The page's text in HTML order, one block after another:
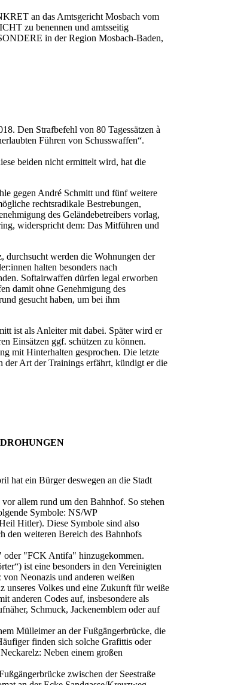
an das Amtsgericht Mosbach vom
zu benennen und amtsseitig
in der Region Mosbach-Baden,
Den Strafbefehl von 80 Tagessätzen à
Führen von Schusswaffen“.
beiden nicht ermittelt wird, hat die
gegen André Schmitt und fünf weitere
rechtsradikale Bestrebungen,
des Geländebetreibers vorlag,
widerspricht dem: Das Mitführen und
durchsucht werden die Wohnungen der
halten besonders nach
Softairwaffen dürfen legal erworben
damit ohne Genehmigung des
gesucht haben, um bei ihm
ist als Anleiter mit dabei. Später wird er
Einsätzen ggf. schützen zu können.
mit Hinterhalten gesprochen. Die letzte
der Art der Trainings erfährt, kündigt er die
hat ein Bürger deswegen an die Stadt
allem rund um den Bahnhof. So stehen
Symbole: NS/WP
Hitler). Diese Symbole sind also
den weiteren Bereich des Bahnhofs
oder "FCK Antifa" hinzugekommen.
ist eine besonders in den Vereinigten
Neonazis und anderen weißen
unseres Volkes und eine Zukunft für weiße
anderen Codes auf, insbesondere als
Schmuck, Jackenemblem oder auf
Mülleimer an der Fußgängerbrücke, die
finden sich solche Grafittis oder
Neben einem großen
zwischen der Seestraße